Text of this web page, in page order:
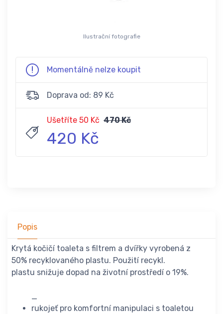
Ilustrační fotografie
Momentálně nelze koupit
Doprava od: 89 Kč
Ušetříte 50 Kč 470 Kč
420 Kč
Popis
Krytá kočičí toaleta s filtrem a dvířky vyrobená z
50% recyklovaného plastu. Použití recykl.
plastu snižuje dopad na životní prostředí o 19%.
_
rukojeť pro komfortní manipulaci s toaletou